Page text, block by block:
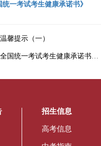
一考试考生健康承诺书》
馨提示（一）
后一记录->《2022年普通高等学校招生全国统一考试考生健康承诺书》下载
招生信息
高考信息